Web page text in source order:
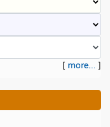
[ more... ]